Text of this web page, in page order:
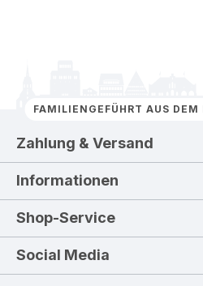
FAMILIENGEFÜHRT AUS
Zahlung & Versand
Informationen
Shop-Service
Social Media